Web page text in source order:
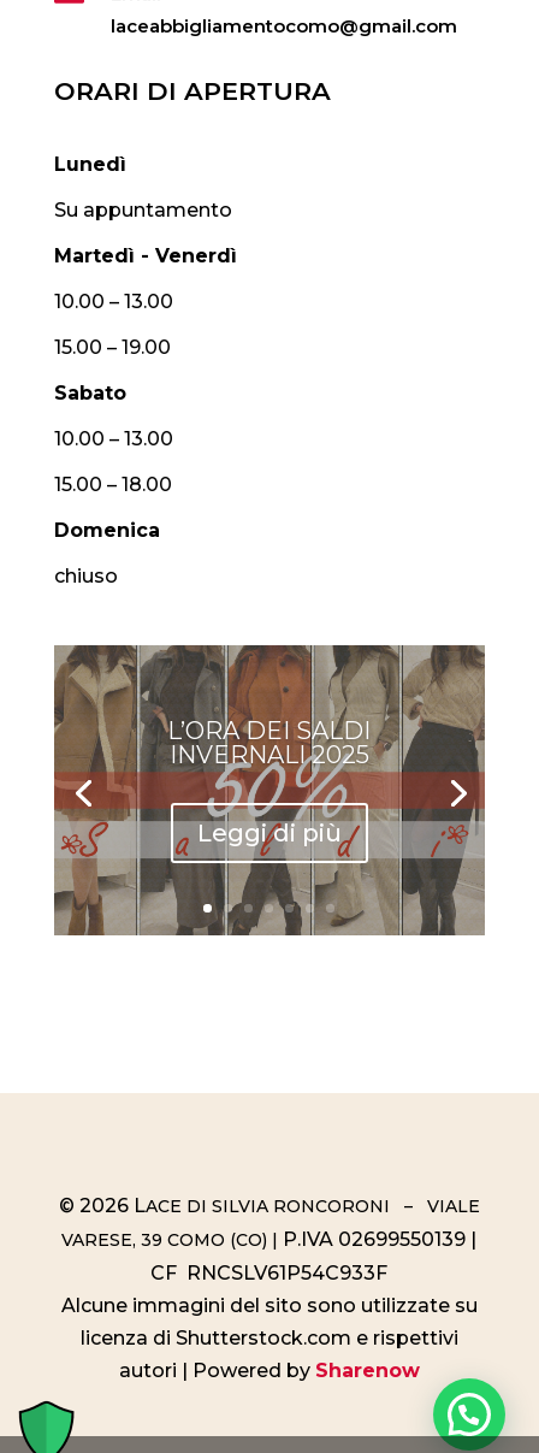
laceabbigliamentocomo@gmail.com
ORARI DI APERTURA
Lunedì
Su appuntamento
Martedì - Venerdì
10.00 – 13.00
15.00 – 19.00
Sabato
10.00 – 13.00
15.00 – 18.00
Domenica
chiuso
L’ORA DEI SALDI
INVERNALI 2025
Leggi di più
© 2026 LACE DI SILVIA RONCORONI – VIALE
VARESE, 39 COMO (CO) |
P.IVA 02699550139 |
CF RNCSLV61P54C933F
Alcune immagini del sito sono utilizzate su
licenza di Shutterstock.com e rispettivi
autori | Powered by Sharenow